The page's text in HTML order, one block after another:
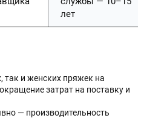
лет
так и женских пряжек на
затрат на поставку и
— производительность